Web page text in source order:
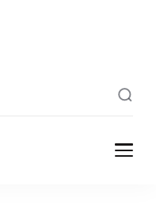
芸術センター
大阪大学中之島
アートで繋ぐ 共創の彼方